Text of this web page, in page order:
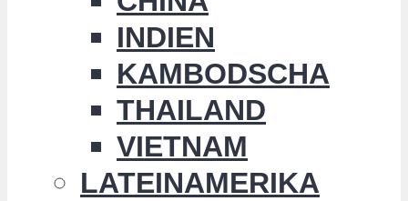
INDIEN
KAMBODSCHA
THAILAND
VIETNAM
LATEINAMERIKA